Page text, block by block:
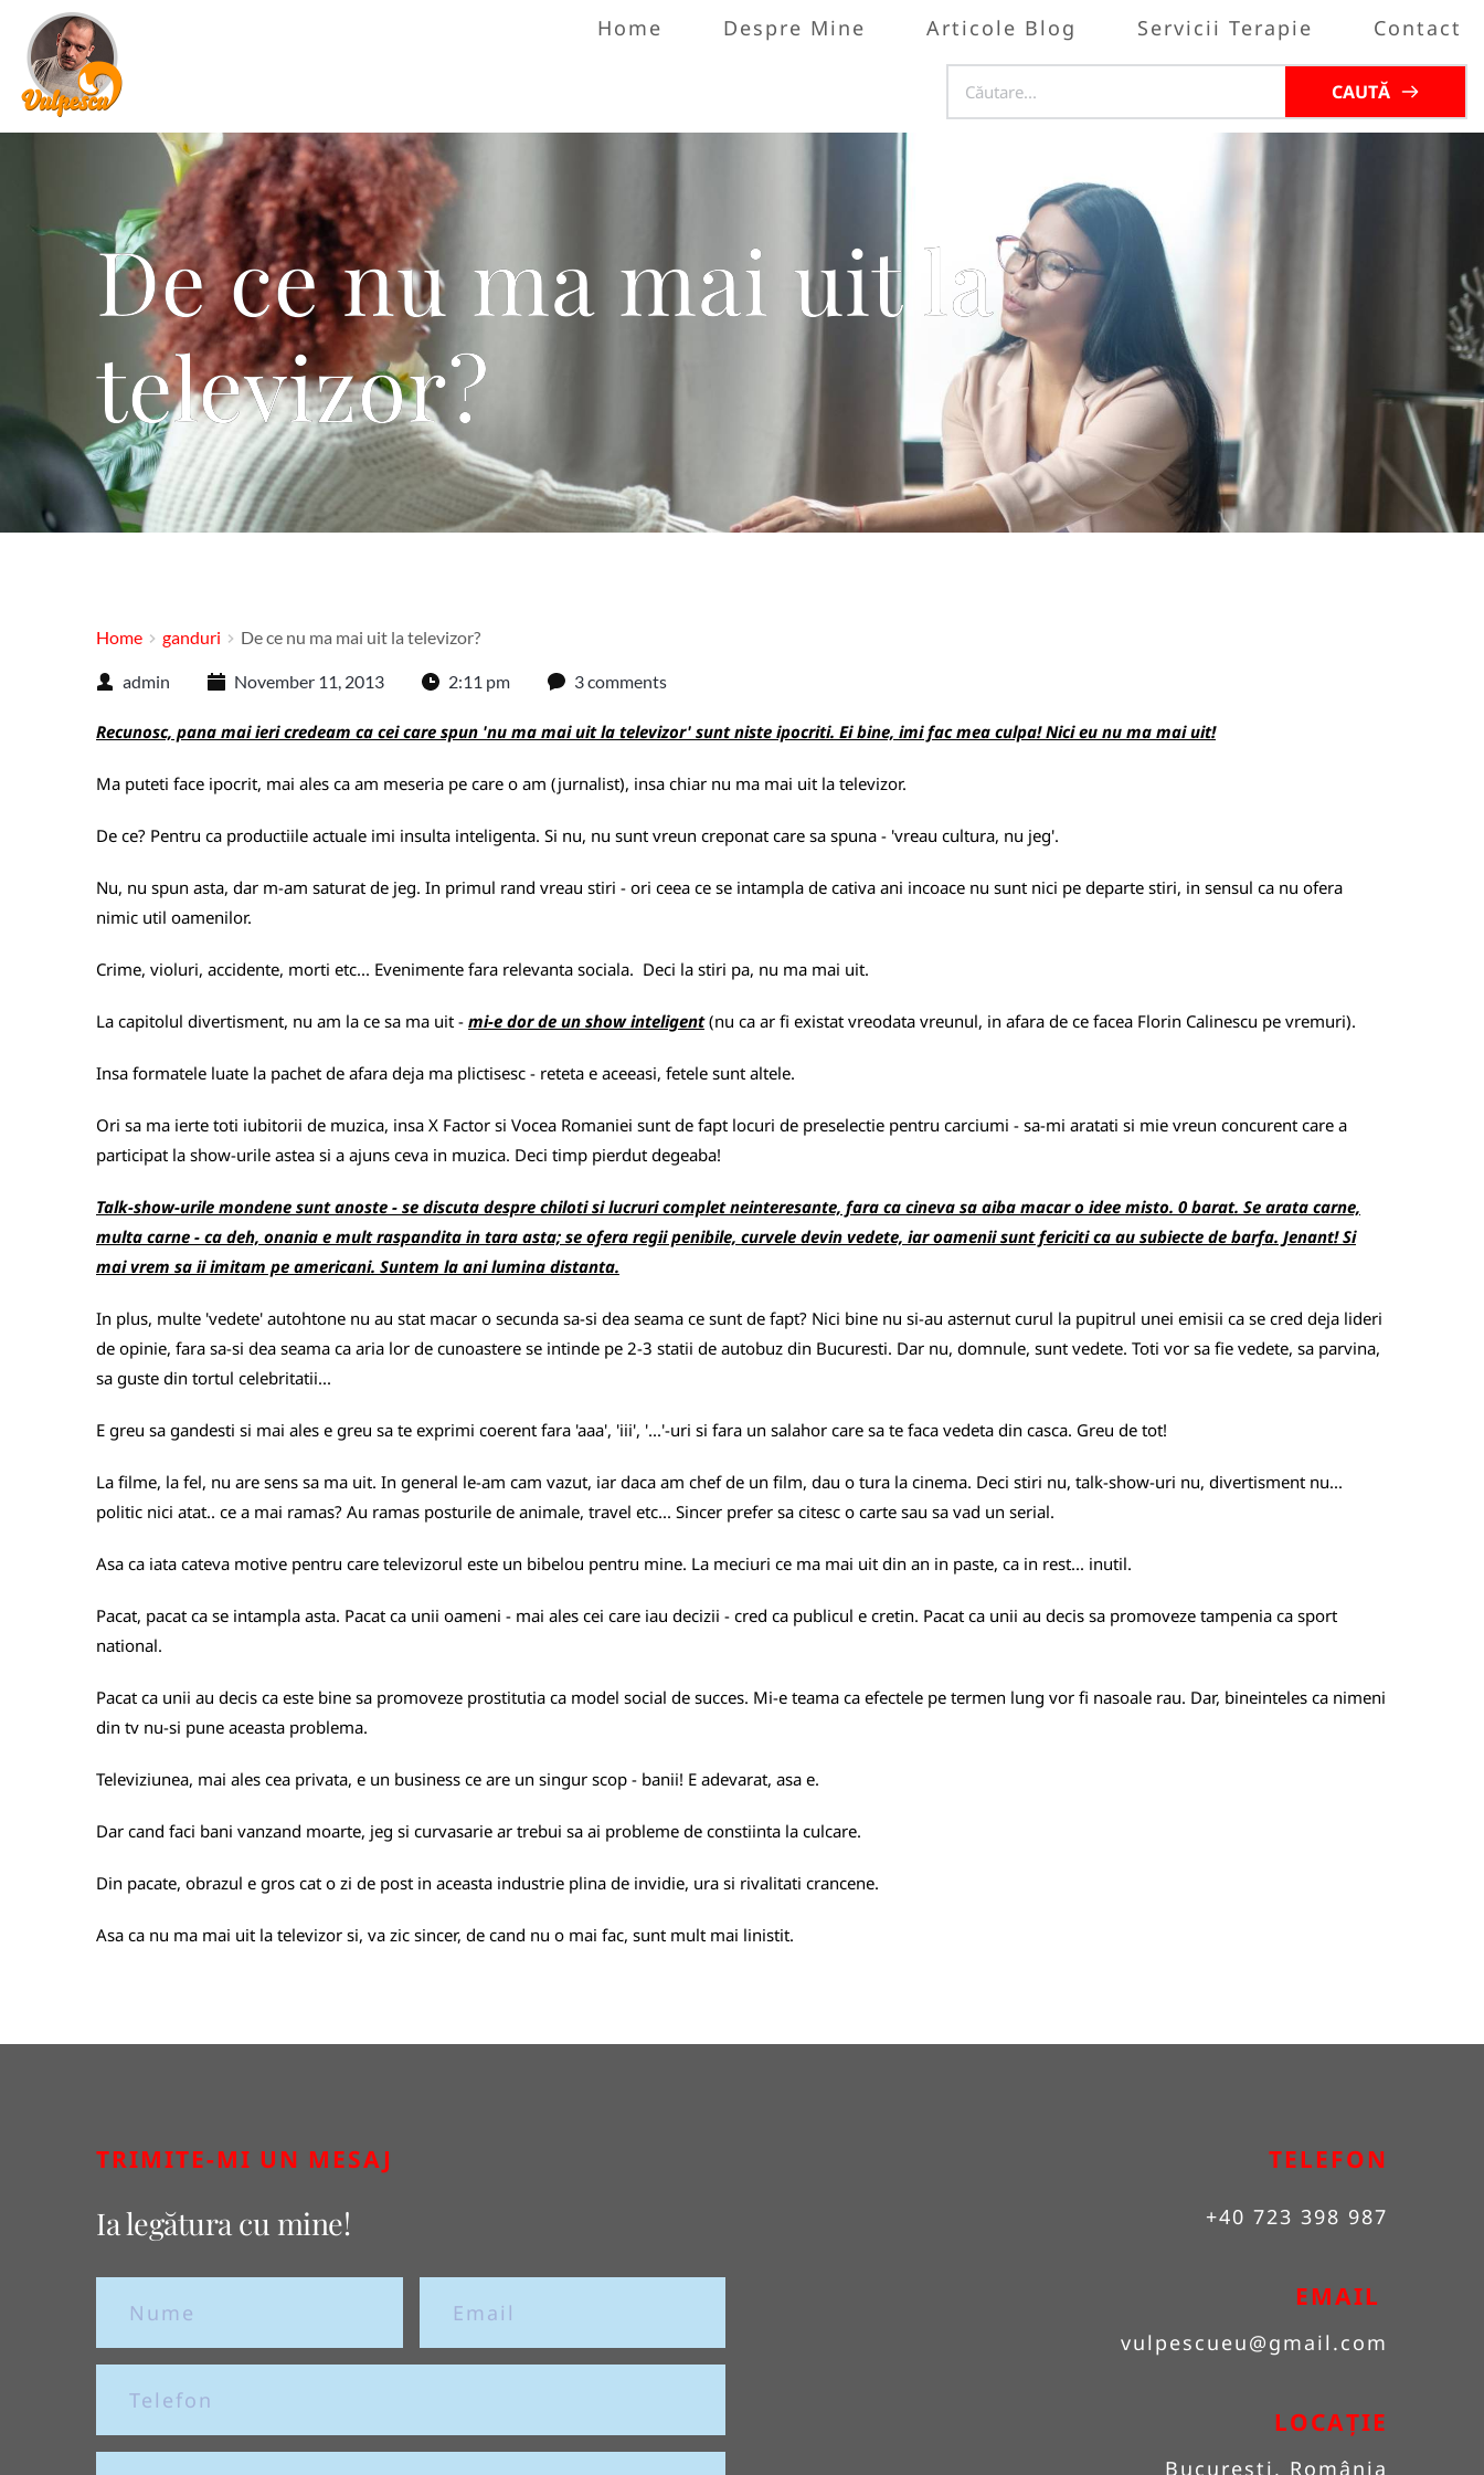
Home Despre Mine Articole Blog Servicii Terapie Contact
CAUTĂ
De ce nu ma mai uit la
televizor?
Home ganduri De ce nu ma mai uit la televizor?
admin November 11, 2013 2:11 pm 3 comments
Recunosc, pana mai ieri credeam ca cei care spun 'nu ma mai uit la televizor' sunt niste ipocriti. Ei bine, imi fac mea culpa! Nici eu nu ma mai uit!
Ma puteti face ipocrit, mai ales ca am meseria pe care o am (jurnalist), insa chiar nu ma mai uit la televizor.
De ce? Pentru ca productiile actuale imi insulta inteligenta. Si nu, nu sunt vreun creponat care sa spuna - 'vreau cultura, nu jeg'.
Nu, nu spun asta, dar m-am saturat de jeg. In primul rand vreau stiri - ori ceea ce se intampla de cativa ani incoace nu sunt nici pe departe stiri, in sensul ca nu ofera
nimic util oamenilor.
Crime, violuri, accidente, morti etc... Evenimente fara relevanta sociala. Deci la stiri pa, nu ma mai uit.
La capitolul divertisment, nu am la ce sa ma uit - mi-e dor de un show inteligent(nu ca ar fi existat vreodata vreunul, in afara de ce facea Florin Calinescu pe vremuri).
Insa formatele luate la pachet de afara deja ma plictisesc - reteta e aceeasi, fetele sunt altele.
Ori sa ma ierte toti iubitorii de muzica, insa X Factor si Vocea Romaniei sunt de fapt locuri de preselectie pentru carciumi - sa-mi aratati si mie vreun concurent care a
participat la show-urile astea si a ajuns ceva in muzica. Deci timp pierdut degeaba!
Talk-show-urile mondene sunt anoste - se discuta despre chiloti si lucruri complet neinteresante, fara ca cineva sa aiba macar o idee misto. 0 barat. Se arata carne,
multa carne - ca deh, onania e mult raspandita in tara asta; se ofera regii penibile, curvele devin vedete, iar oamenii sunt fericiti ca au subiecte de barfa. Jenant! Si
mai vrem sa ii imitam pe americani. Suntem la ani lumina distanta.
In plus, multe 'vedete' autohtone nu au stat macar o secunda sa-si dea seama ce sunt de fapt? Nici bine nu si-au asternut curul la pupitrul unei emisii ca se cred deja lideri
de opinie, fara sa-si dea seama ca aria lor de cunoastere se intinde pe 2-3 statii de autobuz din Bucuresti. Dar nu, domnule, sunt vedete. Toti vor sa fie vedete, sa parvina,
sa guste din tortul celebritatii...
E greu sa gandesti si mai ales e greu sa te exprimi coerent fara 'aaa', 'iii', '...'-uri si fara un salahor care sa te faca vedeta din casca. Greu de tot!
La filme, la fel, nu are sens sa ma uit. In general le-am cam vazut, iar daca am chef de un film, dau o tura la cinema. Deci stiri nu, talk-show-uri nu, divertisment nu...
politic nici atat.. ce a mai ramas? Au ramas posturile de animale, travel etc... Sincer prefer sa citesc o carte sau sa vad un serial.
Asa ca iata cateva motive pentru care televizorul este un bibelou pentru mine. La meciuri ce ma mai uit din an in paste, ca in rest... inutil.
Pacat, pacat ca se intampla asta. Pacat ca unii oameni - mai ales cei care iau decizii - cred ca publicul e cretin. Pacat ca unii au decis sa promoveze tampenia ca sport
national.
Pacat ca unii au decis ca este bine sa promoveze prostitutia ca model social de succes. Mi-e teama ca efectele pe termen lung vor fi nasoale rau. Dar, bineinteles ca nimeni
din tv nu-si pune aceasta problema.
Televiziunea, mai ales cea privata, e un business ce are un singur scop - banii! E adevarat, asa e.
Dar cand faci bani vanzand moarte, jeg si curvasarie ar trebui sa ai probleme de constiinta la culcare.
Din pacate, obrazul e gros cat o zi de post in aceasta industrie plina de invidie, ura si rivalitati crancene.
Asa ca nu ma mai uit la televizor si, va zic sincer, de cand nu o mai fac, sunt mult mai linistit.
TRIMITE-MI UN MESAJ
Ia legătura cu mine!
TELEFON
+40 723 398 987
EMAIL
vulpescueu@gmail.com
LOCAȚIE
București, România